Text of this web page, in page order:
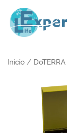
contenido
Inicio / DoTERRA